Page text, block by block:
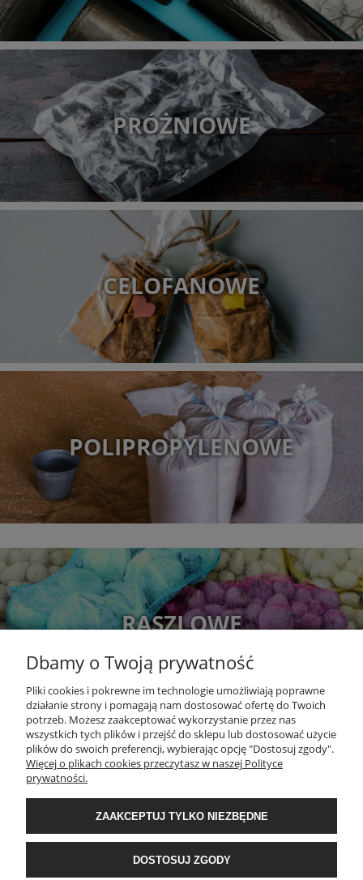
PRÓŻNIOWE
CELOFANOWE
POLIPROPYLENOWE
RASZLOWE
DOKUMENTY
MOJE KONTO
O NAS
Dbamy o Twoją prywatność
Pliki cookies i pokrewne im technologie umożliwiają poprawne
działanie strony i pomagają nam dostosować ofertę do Twoich
potrzeb. Możesz zaakceptować wykorzystanie przez nas
wszystkich tych plików i przejść do sklepu lub dostosować użycie
plików do swoich preferencji, wybierając opcję "Dostosuj zgody".
Więcej o plikach cookies przeczytasz w naszej Polityce
prywatności.
ZAAKCEPTUJ TYLKO NIEZBĘDNE
DOSTOSUJ ZGODY